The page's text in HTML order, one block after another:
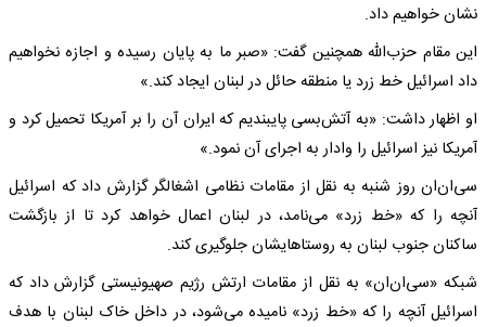
نشان خواهیم داد.
این مقام حزب‌الله همچنین گفت: «صبر ما به پایان رسیده و اجازه نخواهیم
داد اسرائیل خط زرد یا منطقه حائل در لبنان ایجاد کند.»
او اظهار داشت: «به آتش‌بسی پایبندیم که ایران آن را بر آمریکا تحمیل کرد و
آمریکا نیز اسرائیل را وادار به اجرای آن نمود.»
سی‌ان‌ان روز شنبه به نقل از مقامات نظامی اشغالگر گزارش داد که اسرائیل
آنچه را که «خط زرد» می‌نامد، در لبنان اعمال خواهد کرد تا از بازگشت
ساکنان جنوب لبنان به روستاهایشان جلوگیری کند.
شبکه «سی‌ان‌ان» به نقل از مقامات ارتش رژیم صهیونیستی گزارش داد که
اسرائیل آنچه را که «خط زرد» نامیده می‌شود، در داخل خاک لبنان با هدف